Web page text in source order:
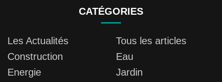
CATÉGORIES
Les Actualités
Tous les articles
Construction
Eau
Energie
Jardin